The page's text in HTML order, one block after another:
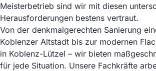
Meisterbetrieb sind wir mit diesen
Herausforderungen bestens vertraut.
Von der denkmalgerechten Sanierung
Koblenzer Altstadt bis zur modernen
in Koblenz-Lützel – wir bieten
für jede Situation. Unsere Fachkräfte